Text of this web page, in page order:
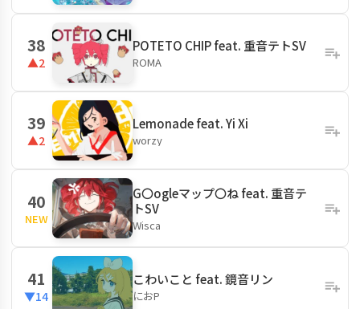
38
▲2
POTETO CHIP feat. 重音テトSV
ROMA
39
▲2
Lemonade feat. Yi Xi
worzy
40
NEW
G〇ogleマップ〇ね feat. 重音テ
トSV
Wisca
41
▼14
こわいこと feat. 鏡音リン
におP